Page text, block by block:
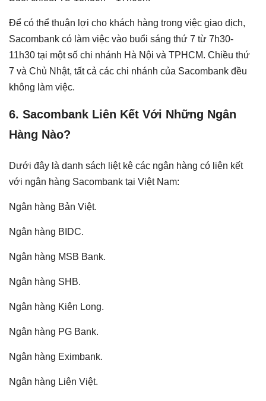
Để có thể thuận lợi cho khách hàng trong việc giao dịch,
Sacombank có làm việc vào buổi sáng thứ 7 từ 7h30-
11h30 tại một số chi nhánh Hà Nội và TPHCM. Chiều thứ
7 và Chủ Nhật, tất cả các chi nhánh của Sacombank đều
không làm việc.
6. Sacombank Liên Kết Với Những Ngân
Hàng Nào?
Dưới đây là danh sách liệt kê các ngân hàng có liên kết
với ngân hàng Sacombank tại Việt Nam:
Ngân hàng Bản Việt.
Ngân hàng BIDC.
Ngân hàng MSB Bank.
Ngân hàng SHB.
Ngân hàng Kiên Long.
Ngân hàng PG Bank.
Ngân hàng Eximbank.
Ngân hàng Liên Việt.